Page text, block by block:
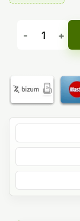
Aroma